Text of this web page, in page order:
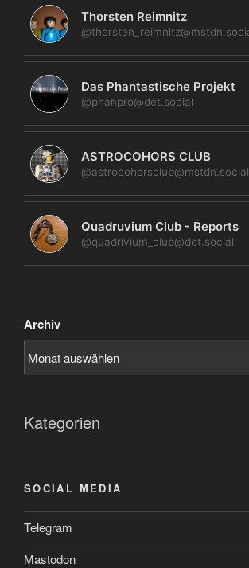
Thorsten Reimnitz
Das Phantastische Projekt
@phanpro@det.social
ASTROCOHORS CLUB
@astrocohorsclub@mstdn.social
Quadruvium Club - Reports
@quadrivium_club@det.social
Archiv
Kategorien
SOCIAL MEDIA
Telegram
Mastodon